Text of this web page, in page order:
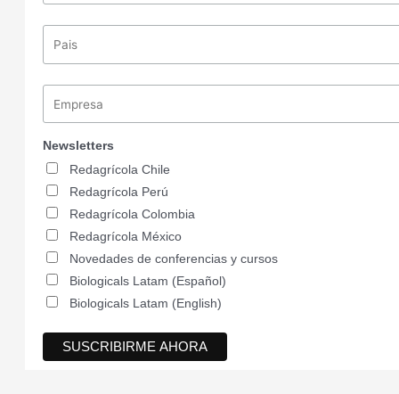
Newsletters
Redagrícola Chile
Redagrícola Perú
Redagrícola Colombia
Redagrícola México
Novedades de conferencias y cursos
Biologicals Latam (Español)
Biologicals Latam (English)